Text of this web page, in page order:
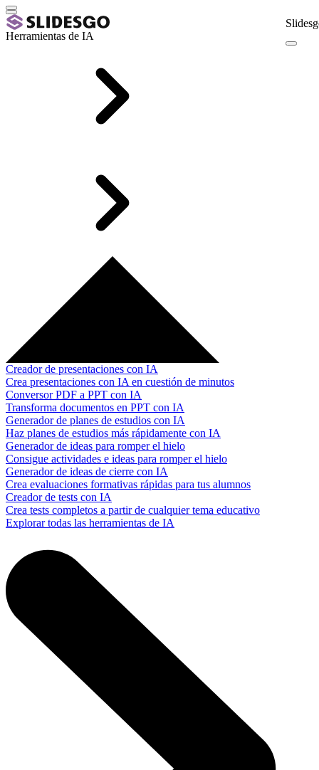
Herramientas de IA
Creador de presentaciones con IA
Crea presentaciones con IA en cuestión de minutos
Conversor PDF a PPT con IA
Transforma documentos en PPT con IA
Generador de planes de estudios con IA
Haz planes de estudios más rápidamente con IA
Generador de ideas para romper el hielo
Consigue actividades e ideas para romper el hielo
Generador de ideas de cierre con IA
Crea evaluaciones formativas rápidas para tus alumnos
Creador de tests con IA
Crea tests completos a partir de cualquier tema educativo
Explorar todas las herramientas de IA